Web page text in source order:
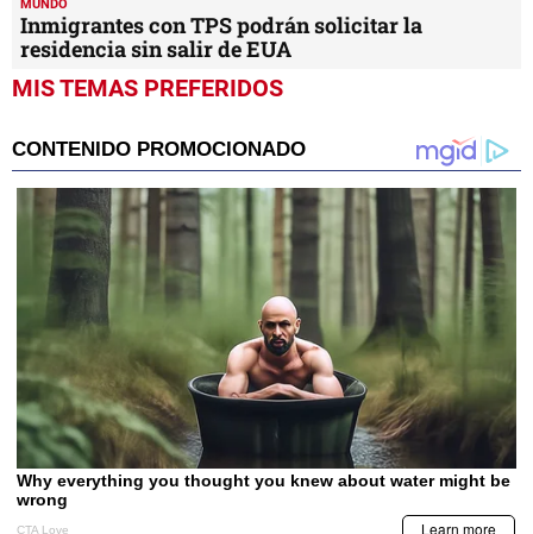
MUNDO
Inmigrantes con TPS podrán solicitar la
residencia sin salir de EUA
MIS TEMAS PREFERIDOS